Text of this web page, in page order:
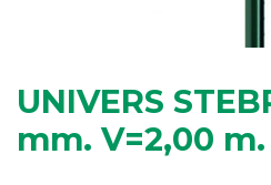
UNIVERS
mm. V=2,00 m.